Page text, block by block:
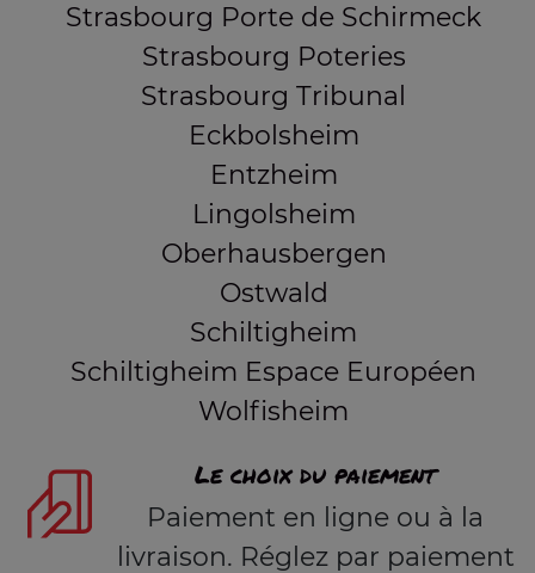
Strasbourg Porte de Schirmeck
Strasbourg Poteries
Strasbourg Tribunal
Eckbolsheim
Entzheim
Lingolsheim
Oberhausbergen
Ostwald
Schiltigheim
Schiltigheim Espace Européen
Wolfisheim
Le choix du paiement
Paiement en ligne ou à la
livraison. Réglez par paiement